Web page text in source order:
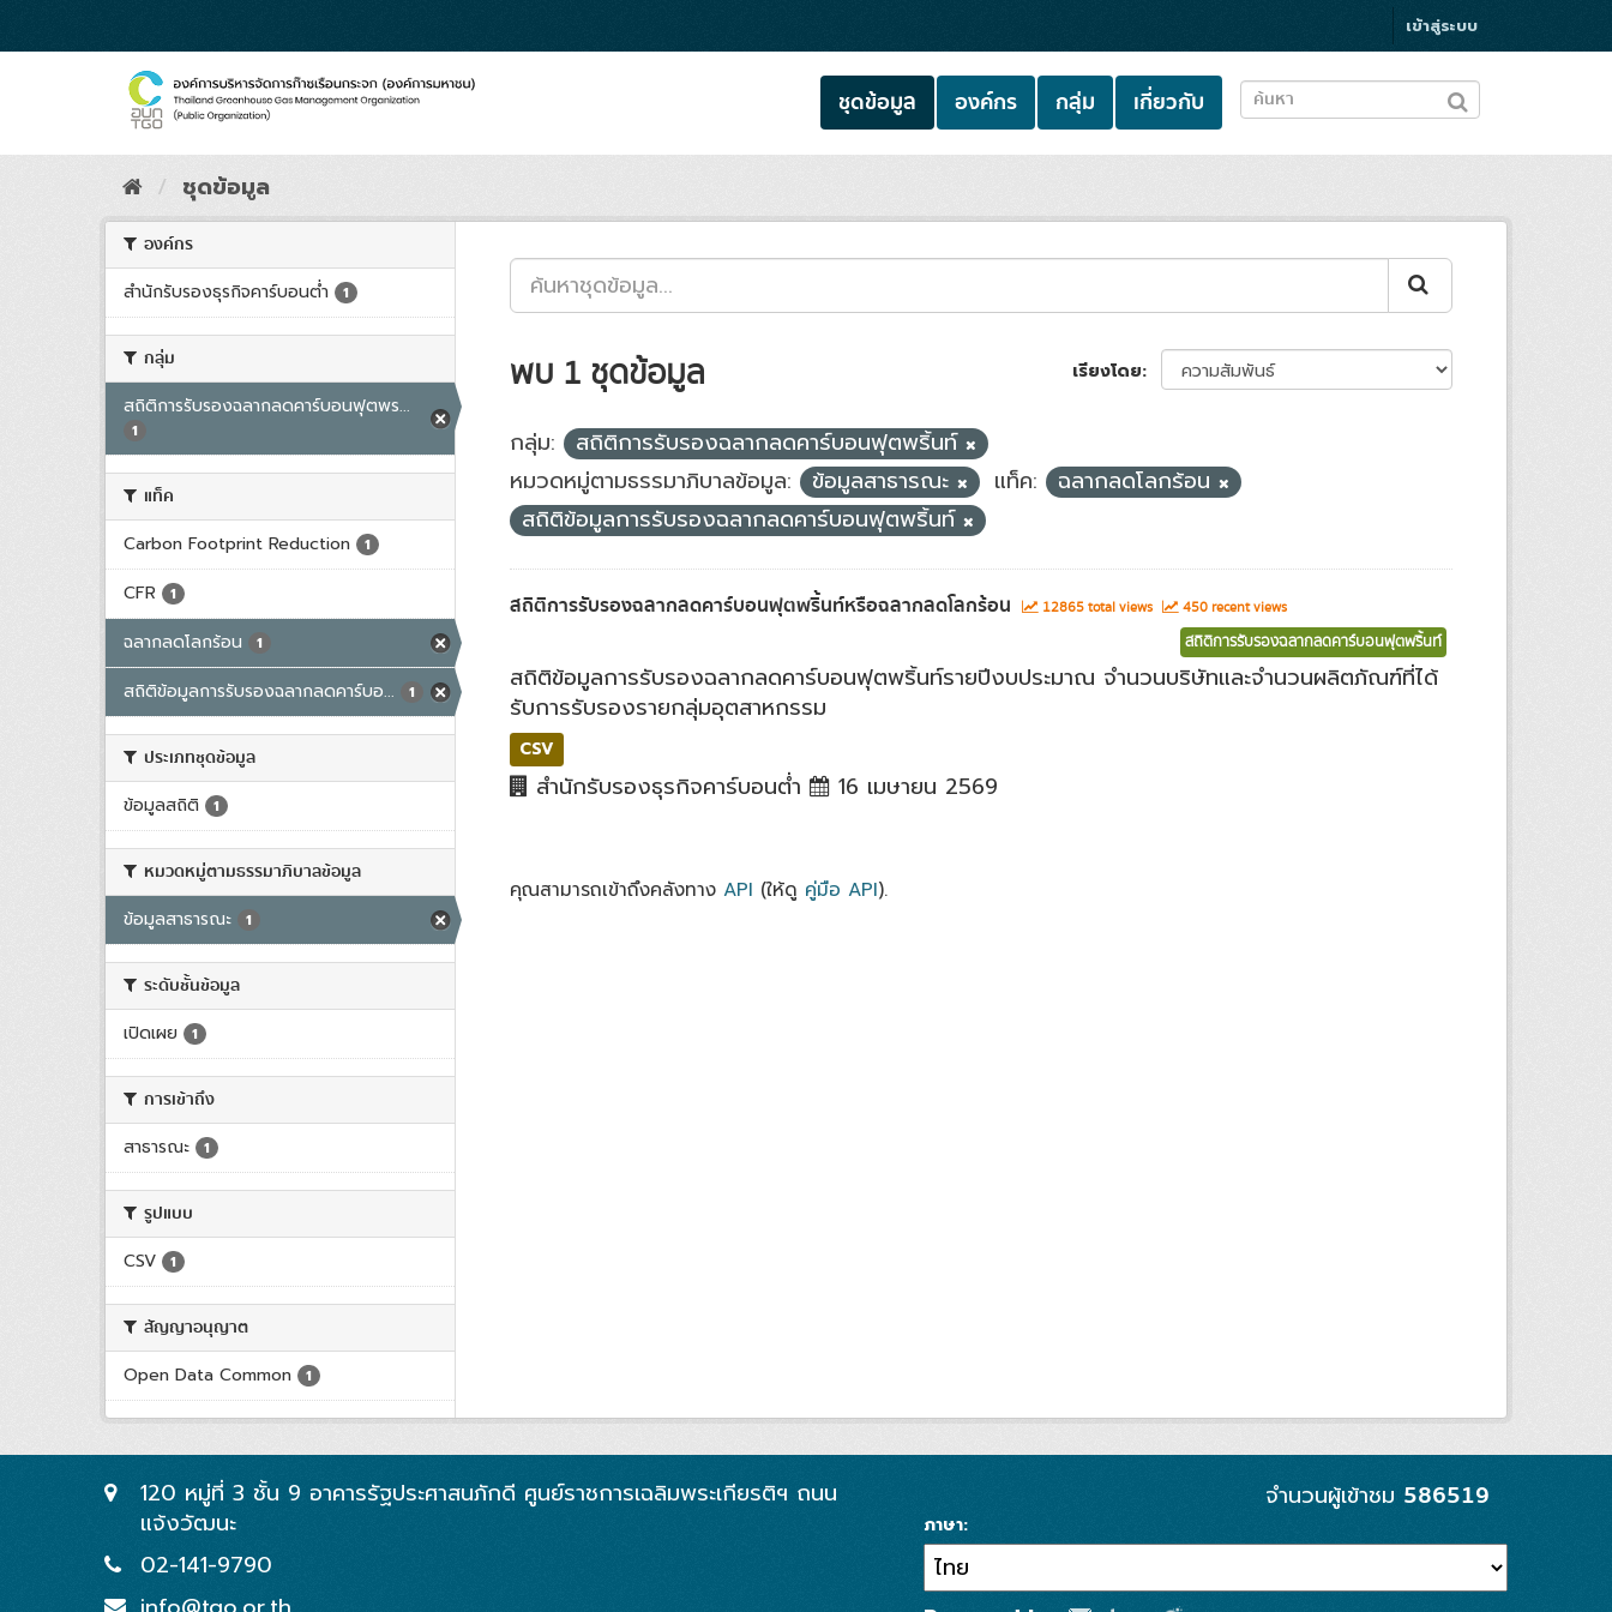
to
เข้าสู่ระบบ
ชุดข้อมูล องค์กร กลุ่ม เกี่ยวกับ
ชุดข้อมูล
องค์กร
สำนักรับรองธุรกิจคาร์บอนต่ำ 1
กลุ่ม
สถิติการรับรองฉลากลดคาร์บอนฟุตพร...
1
แท็ค
Carbon Footprint Reduction 1
CFR 1
ฉลากลดโลกร้อน 1
สถิติข้อมูลการรับรองฉลากลดคาร์บอ... 1
ประเภทชุดข้อมูล
ข้อมูลสถิติ 1
หมวดหมู่ตามธรรมาภิบาลข้อมูล
ข้อมูลสาธารณะ 1
ระดับชั้นข้อมูล
เปิดเผย 1
การเข้าถึง
สาธารณะ 1
รูปแบบ
CSV 1
สัญญาอนุญาต
Open Data Common 1
เรียงโดย
พบ 1 ชุดข้อมูล
กลุ่ม:
สถิติการรับรองฉลากลดคาร์บอนฟุตพริ้นท์
หมวดหมู่ตามธรรมาภิบาลข้อมูล:
ข้อมูลสาธารณะ แท็ค:
ฉลากลดโลกร้อน
สถิติข้อมูลการรับรองฉลากลดคาร์บอนฟุตพริ้นท์
สถิติการรับรองฉลากลดคาร์บอนฟุตพริ้นท์หรือฉลากลดโลกร้อน 12865 total views 450 recent views
สถิติการรับรองฉลากลดคาร์บอนฟุตพริ้นท์
สถิติข้อมูลการรับรองฉลากลดคาร์บอนฟุตพริ้นท์รายปีงบประมาณ จำนวนบริษัทและจำนวนผลิตภัณฑ์ที่ได้
รับการรับรองรายกลุ่มอุตสาหกรรม
CSV
สำนักรับรองธุรกิจคาร์บอนต่ำ 16 เมษายน 2569
คุณสามารถเข้าถึงคลังทาง API (ให้ดู คู่มือ API).
120 หมู่ที่ 3 ชั้น 9 อาคารรัฐประศาสนภักดี ศูนย์ราชการเฉลิมพระเกียรติฯ ถนน
แจ้งวัฒนะ
02-141-9790
จำนวนผู้เข้าชม 586519
ภาษา